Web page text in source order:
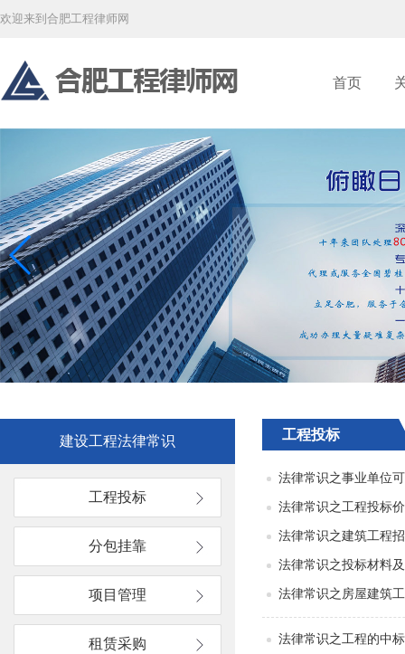
欢迎来到合肥工程律师网
首页
建设工程法律常识
工程投标
分包挂靠
项目管理
租赁采购
工程投标
法律常识之事业单位
法律常识之工程投标
法律常识之建筑工程
法律常识之投标材料
法律常识之房屋建筑
法律常识之工程的中